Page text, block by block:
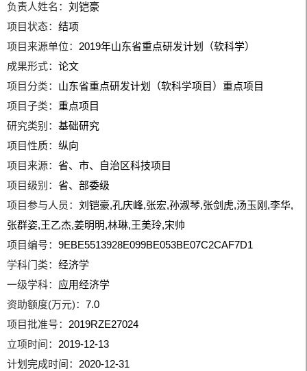
负责人姓名：刘铠豪
项目状态：结项
项目来源单位： 2019年山东省重点研发计划（软科学）
成果形式：论文
项目分类： 山东省重点研发计划（软科学项目）重点项目
项目子类：重点项目
研究类别：基础研究
项目性质：纵向
项目来源：省、市、自治区科技项目
项目级别：省、部委级
项目参与人员：刘铠豪,孔庆峰,张宏,孙淑琴,张剑虎,汤玉刚,李华,
张群姿,王乙杰,姜明明,林琳,王美玲,宋帅
项目编号：9EBE5513928E099BE053BE07C2CAF7D1
学科门类：经济学
一级学科： 应用经济学
资助额度(万元)：7.0
项目批准号： 2019RZE27024
立项时间： 2019-12-13
计划完成时间： 2020-12-31